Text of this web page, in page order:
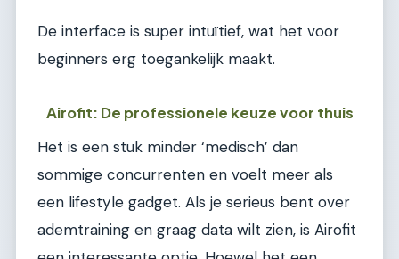
De interface is super intuïtief, wat het voor
beginners erg toegankelijk maakt.
Airofit: De professionele keuze voor thuis
Het is een stuk minder ‘medisch’ dan
sommige concurrenten en voelt meer als
een lifestyle gadget. Als je serieus bent over
ademtraining en graag data wilt zien, is Airofit